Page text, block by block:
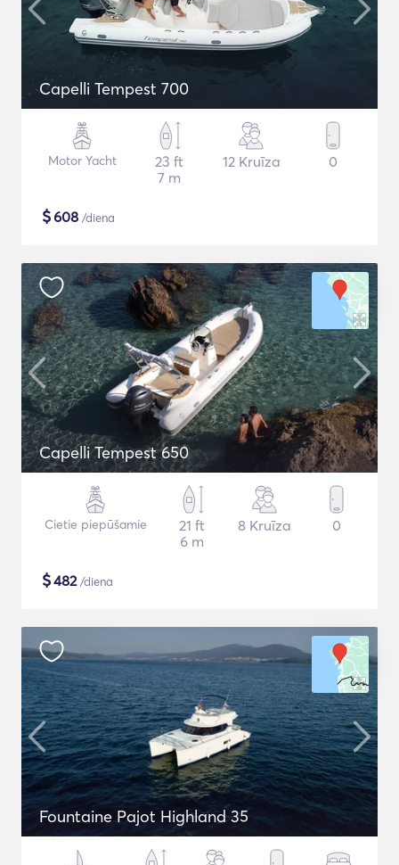
Capelli Tempest 700
Motor Yacht
23 ft
7 m
12 Kruīza 0
$608 /diena
Capelli Tempest 650
Cietie piepūšamie
21 ft
6 m
8 Kruīza 0
$482/diena
Fountaine Pajot Highland 35